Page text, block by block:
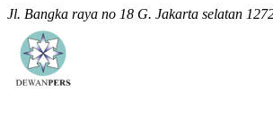
Jl. Bangka raya no 18 G. Jakarta selatan